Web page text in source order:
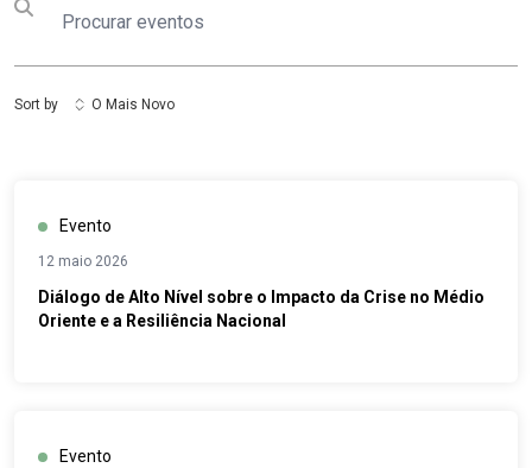
Submit search
Sort by O Mais Novo
Evento
12 maio 2026
Diálogo de Alto Nível sobre o Impacto da Crise no Médio
Oriente e a Resiliência Nacional
Evento